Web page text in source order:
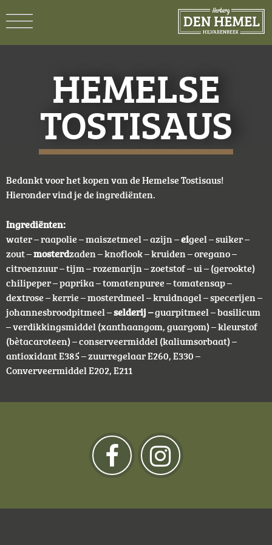
HEMELSE
TOSTISAUS
Bedankt voor het kopen van de Hemelse Tostisaus!
Hieronder vind je de ingrediënten.
Ingrediënten:
water – raapolie – maiszetmeel – azijn –eigeel – suiker –
zout –mosterdzaden – knoflook – kruiden – oregano –
citroenzuur – tijm – rozemarijn – zoetstof – ui – (gerookte)
chilipeper – paprika – tomatenpuree – tomatensap –
dextrose – kerrie – mosterdmeel – kruidnagel – specerijen –
johannesbroodpitmeel –selderij –guarpitmeel – basilicum
– verdikkingsmiddel (xanthaangom, guargom) – kleurstof
(bètacaroteen) – conserveermiddel (kaliumsorbaat) –
antioxidant E385 – zuurregelaar E260, E330 –
Converveermiddel E202, E211